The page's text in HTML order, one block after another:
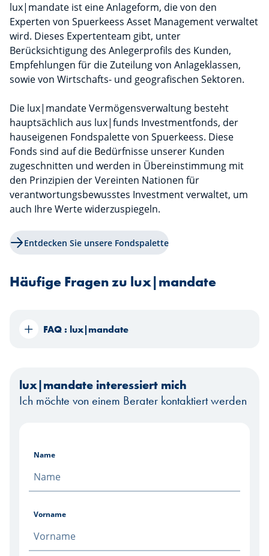
lux|mandate ist eine Anlageform, die von den
Experten von Spuerkeess Asset Management verwaltet
wird. Dieses Expertenteam gibt, unter
Berücksichtigung des Anlegerprofils des Kunden,
Empfehlungen für die Zuteilung von Anlageklassen,
sowie von Wirtschafts- und geografischen Sektoren.
Die lux|mandate Vermögensverwaltung besteht
hauptsächlich aus lux|funds Investmentfonds, der
hauseigenen Fondspalette von Spuerkeess. Diese
Fonds sind auf die Bedürfnisse unserer Kunden
zugeschnitten und werden in Übereinstimmung mit
den Prinzipien der Vereinten Nationen für
verantwortungsbewusstes Investment verwaltet, um
auch Ihre Werte widerzuspiegeln.
Entdecken Sie unsere Fondspalette
Häufige Fragen zu lux|mandate
FAQ : lux|mandate
lux|mandate interessiert mich
Ich möchte von einem Berater kontaktiert werden
Name
Vorname